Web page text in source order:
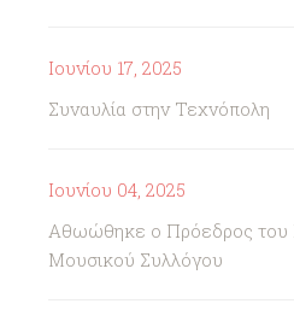
Ιουνίου 17, 2025
Συναυλία στην Τεχνόπολη
Ιουνίου 04, 2025
Αθωώθηκε ο Πρόεδρος του
Μουσικού Συλλόγου